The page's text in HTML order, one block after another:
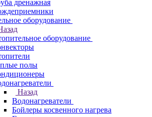
дренажная
оборудование
оборудование
полы
Назад
Водонагреватели
Бойлеры косвенного нагрева